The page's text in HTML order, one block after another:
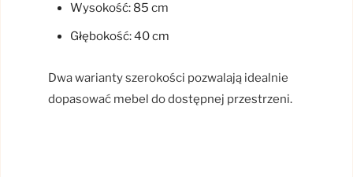
Wysokość: 85 cm
Głębokość: 40 cm
Dwa warianty szerokości pozwalają idealnie
dopasować mebel do dostępnej przestrzeni.